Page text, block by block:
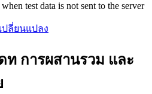
test data is not sent to the server
ลี่ยนแปลง
ท การผสานรวม และ